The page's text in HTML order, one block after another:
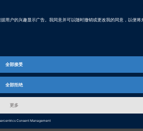
ist gesorgt